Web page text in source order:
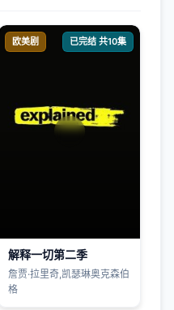
欧美剧 已完结 共10集
解释一切第二季
詹贾·拉里奇,凯瑟琳奥克森伯
格